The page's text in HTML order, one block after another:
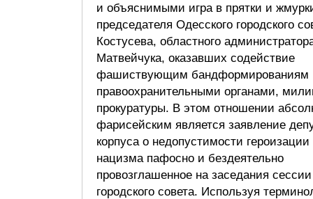
и объяснимыми игра в прятки и
председателя Одесского городского
Костусева, областного
Матвейчука, оказавших содействие
фашиствующим бандформированиям
правоохранительными органами,
прокуратуры. В этом отношении
фарисейским является заявление
корпуса о недопустимости героизации
нацизма пафосно и бездеятельно
провозглашенное на заседания
городского совета. Используя